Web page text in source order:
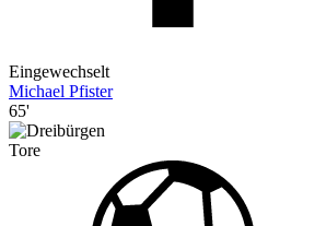
Eingewechselt
Michael Pfister
65'
Tore